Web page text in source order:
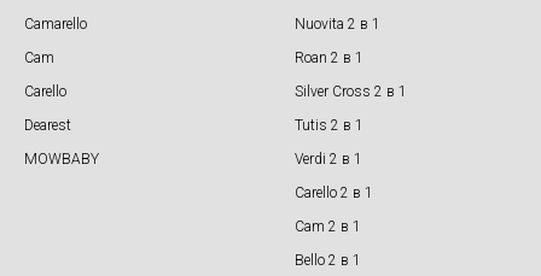
Camarello
Cam
Carello
Dearest
MOWBABY
Nuovita 2 в 1
Roan 2 в 1
Silver Cross 2 в 1
Tutis 2 в 1
Verdi 2 в 1
Carello 2 в 1
Cam 2 в 1
Bello 2 в 1